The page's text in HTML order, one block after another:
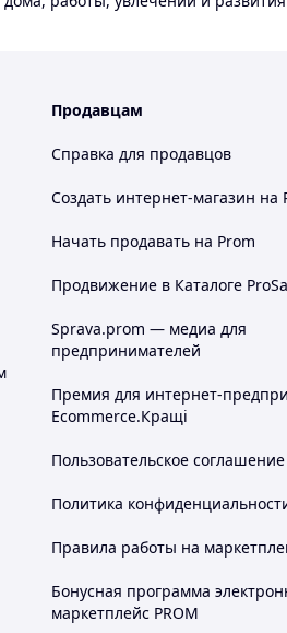
Продавцам
Справка для продавцов
Создать интернет-магазин на
Начать продавать на Prom
Продвижение в Каталоге
Sprava.prom — медиа для
предпринимателей
Премия для интернет-
Ecommerce.Кращі
Пользовательское соглашение
Политика
Правила работы на
Бонусная программа
маркетплейс PROM